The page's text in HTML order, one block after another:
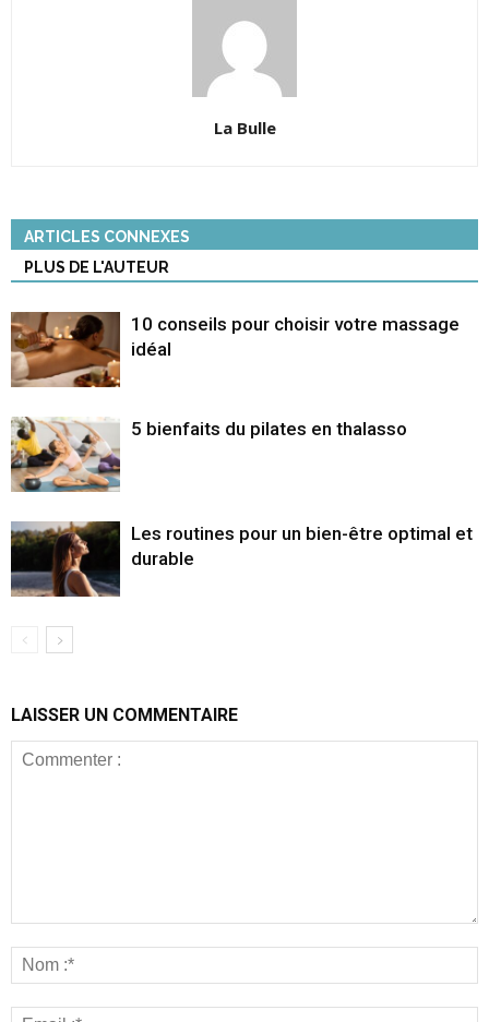
La Bulle
ARTICLES CONNEXES
PLUS DE L'AUTEUR
10 conseils pour choisir votre massage
idéal
5 bienfaits du pilates en thalasso
Les routines pour un bien-être optimal et
durable
LAISSER UN COMMENTAIRE